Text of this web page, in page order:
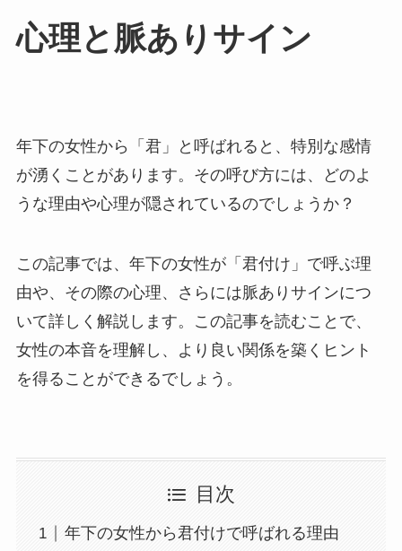
心理と脈ありサイン
年下の女性から「君」と呼ばれると、特別な感情
が湧くことがあります。その呼び方には、どのよ
うな理由や心理が隠されているのでしょうか？
この記事では、年下の女性が「君付け」で呼ぶ理
由や、その際の心理、さらには脈ありサインにつ
いて詳しく解説します。この記事を読むことで、
女性の本音を理解し、より良い関係を築くヒント
を得ることができるでしょう。
目次
年下の女性から君付けで呼ばれる理由